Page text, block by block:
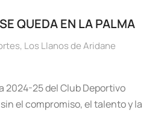
QUEDA EN LA PALMA
, Los Llanos de Aridane
2024-25 del Club Deportivo
el compromiso, el talento y la